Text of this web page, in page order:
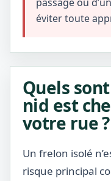
éviter toute
Quels
nid est
votre rue ?
Un frelon isolé
risque principal